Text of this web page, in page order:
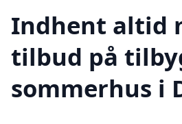
Indhent altid
tilbud på
sommerhus i